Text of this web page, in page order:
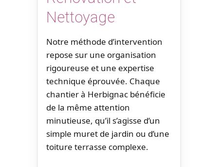
Nettoyage
Notre méthode d’intervention
repose sur une organisation
rigoureuse et une expertise
technique éprouvée. Chaque
chantier à Herbignac bénéficie
de la même attention
minutieuse, qu’il s’agisse d’un
simple muret de jardin ou d’une
toiture terrasse complexe.